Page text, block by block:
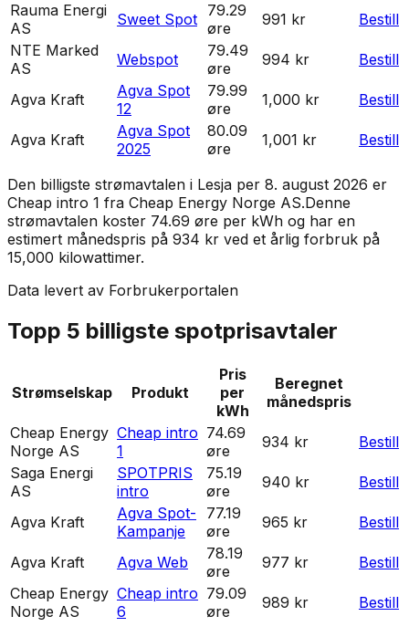
Rauma Energi
AS
Sweet Spot 79.29
øre
991 kr
Bestill
NTE Marked
AS
Webspot
79.49
øre
994 kr Bestill
Agva Kraft
Agva Spot
12
79.99
øre
1,000 kr Bestill
Agva Kraft
Agva Spot
2025
80.09
øre
1,001 kr Bestill
Den billigste strømavtalen i Lesja per 8. august 2026 er
Cheap intro 1 fra Cheap Energy Norge AS.Denne
strømavtalen koster 74.69 øre per kWh og har en
estimert månedspris på 934 kr ved et årlig forbruk på
15,000 kilowattimer.
Data levert av Forbrukerportalen
Topp 5 billigste spotprisavtaler
Strømselskap Produkt
Pris
per
kWh
Beregnet
månedspris
Cheap Energy
Norge AS
Cheap intro
1
74.69
øre
934 kr
Bestill
Saga Energi
AS
SPOTPRIS
intro
75.19
øre
940 kr Bestill
Agva Kraft
Agva Spot-
Kampanje
77.19
øre
965 kr Bestill
Agva Kraft Agva Web
78.19
øre
977 kr
Bestill
Cheap Energy
Norge AS
Cheap intro
6
79.09
øre
989 kr Bestill